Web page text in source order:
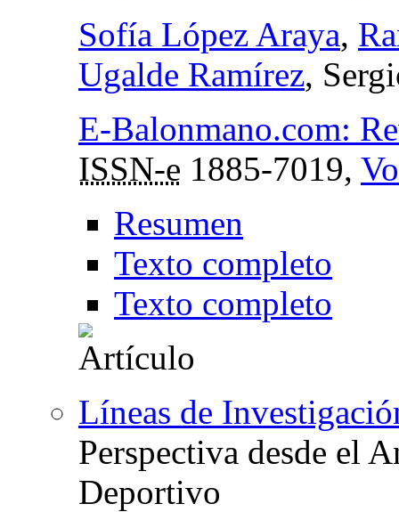
Sofía López Araya,
Ugalde Ramírez,
E-Balonmano.com:
ISSN-e 1885-7019,
Resumen
Texto completo
Texto completo
Líneas de
Perspectiva desde el
Deportivo